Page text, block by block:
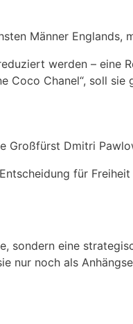
Männer Englands,
werden – eine
Coco Chanel“, soll sie
Großfürst Dmitri
für
sondern eine
noch als